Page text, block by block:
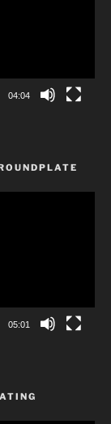
04:04
05:01